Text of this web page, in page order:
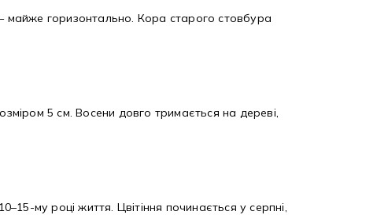
майже горизонтально. Кора старого стовбура
5 см. Восени довго тримається на дереві,
му році життя. Цвітіння починається у серпні,